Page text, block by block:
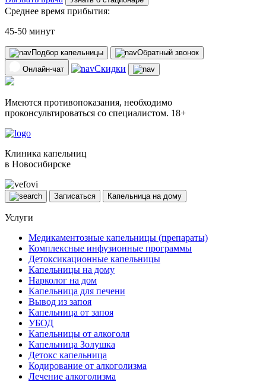
Среднее время прибытия:
45-50 минут
Подбор капельницы
Обратный звонок
Онлайн-чат
Скидки
Имеются противопоказания, необходимо
проконсультироваться со специалистом. 18+
Клиника капельниц
в Новосибирске
Записаться Капельница на дому
Услуги
Медикаментозные капельницы (препараты)
Комплексные инфузионные программы
Детоксикационные капельницы
Капельницы на дому
Нарколог на дом
Капельница для печени
Вывод из запоя
Капельница от запоя
УБОД
Капельницы от алкоголя
Капельница Золушка
Детокс капельница
Кодирование от алкоголизма
Лечение алкоголизма